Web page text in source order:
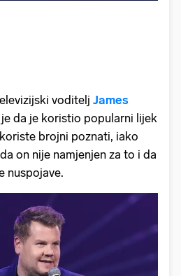
voditelj James
da je koristio popularni lijek
brojni poznati, iako
on nije namjenjen za to i da
nuspojave.